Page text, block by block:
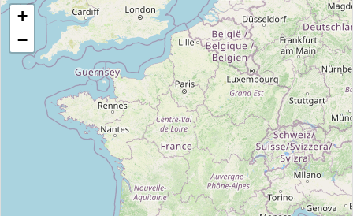
+
−